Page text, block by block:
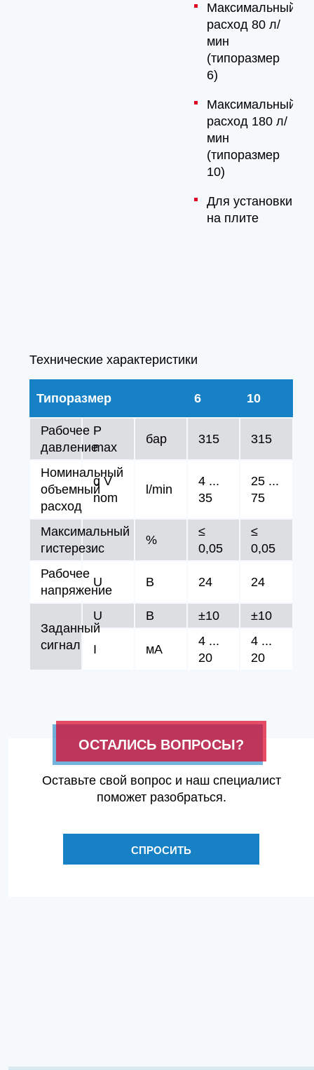
Максимальный
расход 80 л/
мин
(типоразмер
6)
Максимальный
расход 180 л/
мин
(типоразмер
10)
Для установки
на плите
Технические характеристики
Типоразмер 6 10
Рабочее
давление
P
max
бар 315 315
Номинальный
объемный
расход
q V
nom
l/min
4 ...
35
25 ...
75
Максимальный
гистерезис
%
≤
0,05
≤
0,05
Рабочее
напряжение
U В 24 24
Заданный
сигнал
U В ±10 ±10
I мA
4 ...
20
4 ...
20
ОСТАЛИСЬ ВОПРОСЫ?
Оставьте свой вопрос и наш специалист
поможет разобраться.
СПРОСИТЬ